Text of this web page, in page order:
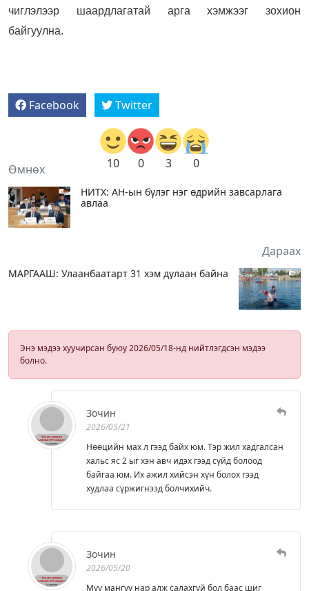
чиглэлээр шаардлагатай арга хэмжээг зохион
байгуулна.
Facebook Twitter
10 0 3 0
Өмнөх
НИТХ: АН-ын бүлэг нэг өдрийн завсарлага
авлаа
Дараах
МАРГААШ: Улаанбаатарт 31 хэм дулаан байна
Энэ мэдээ хуучирсан буюу 2026/05/18-нд нийтлэгдсэн мэдээ
болно.
Зочин
2026/05/21
Нөөцийн мах л гээд байх юм. Тэр жил хадгалсан
хальс яс 2 ыг хэн авч идэх гээд сүйд болоод
байгаа юм. Их ажил хийсэн хүн болох гээд
худлаа сүржигнээд болчихийч.
Зочин
2026/05/20
Муу мангуу нар алж салахгүй бол баас шиг